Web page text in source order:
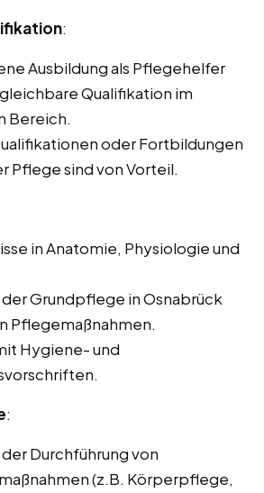
:
Ausbildung als Pflegehelfer
Qualifikation im
Bereich.
oder Fortbildungen
Pflege sind von Vorteil.
in Anatomie, Physiologie und
Grundpflege in Osnabrück
Pflegemaßnahmen.
Hygiene- und
:
Durchführung von
(z.B. Körperpflege,